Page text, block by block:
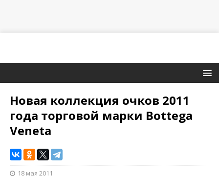
Новая коллекция очков 2011
года торговой марки Bottega
Veneta
18 мая 2011